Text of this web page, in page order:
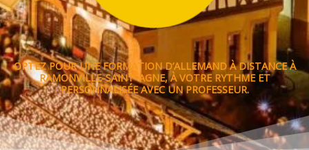
OPTEZ POUR UNE FORMATION D’ALLEMAND À DISTANCE À
RAMONVILLE-SAINT-AGNE, À VOTRE RYTHME ET
PERSONNALISÉE AVEC UN PROFESSEUR.